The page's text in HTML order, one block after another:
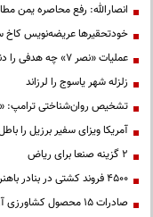
انصارالله: رفع محاصره یمن
خودتحقیرها عریضه‌نویس کاخ
عملیات «نصر ۷» چه هدفی را دنبال می‌کرد؟
زلزله شهر یاسوج را لرزاند
تشخیص روان‌شناختی
آمریکا ویزای سفیر برزیل را
۲ گزینه صنعا برای ریاض
۴۵۰۰ فروند کشتی در بنادر باهنر و شرق هرمزگان پهلو گرفتند
صادرات ۱۵ محصول کشاورزی آزاد شد